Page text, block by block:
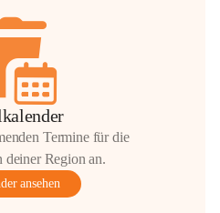
Termine für die
Region an.
ansehen